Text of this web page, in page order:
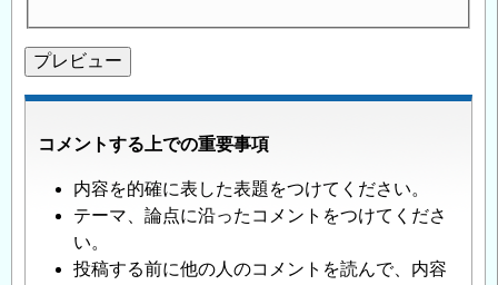
コメントする上での重要事項
内容を的確に表した表題をつけてください。
テーマ、論点に沿ったコメントをつけてくださ
い。
投稿する前に他の人のコメントを読んで、内容